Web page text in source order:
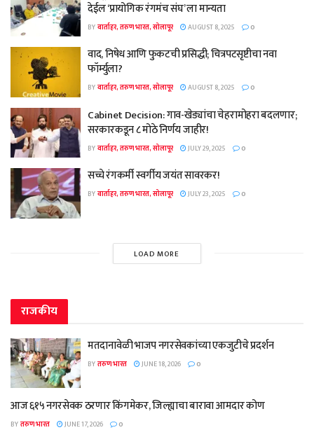
देईल ‘प्रायोगिक रंगमंच संघ’ ला मान्यता
BYवार्ताहर, तरुण भारत, सोलापूर AUGUST 8, 2025 0
वाद, निषेध आणि फुकटची प्रसिद्धी; चित्रपटसृष्टीचा नवा
फॉर्म्युला?
BYवार्ताहर, तरुण भारत, सोलापूर AUGUST 8, 2025 0
Cabinet Decision: गाव-खेड्यांचा चेहरामोहरा बदलणार;
सरकारकडून ८ मोठे निर्णय जाहीर!
BYवार्ताहर, तरुण भारत, सोलापूर JULY 29, 2025 0
सच्चे रंगकर्मी स्वर्गीय जयंत सावरकर!
BYवार्ताहर, तरुण भारत, सोलापूर JULY 23, 2025 0
LOAD MORE
राजकीय
मतदानावेळी भाजप नगरसेवकांच्या एकजुटीचे प्रदर्शन
BYतरुण भारत JUNE 18, 2026 0
आज ६१५ नगरसेवक ठरणार किंगमेकर, जिल्ह्याचा बारावा आमदार कोण
BYतरुण भारत JUNE 17, 2026 0